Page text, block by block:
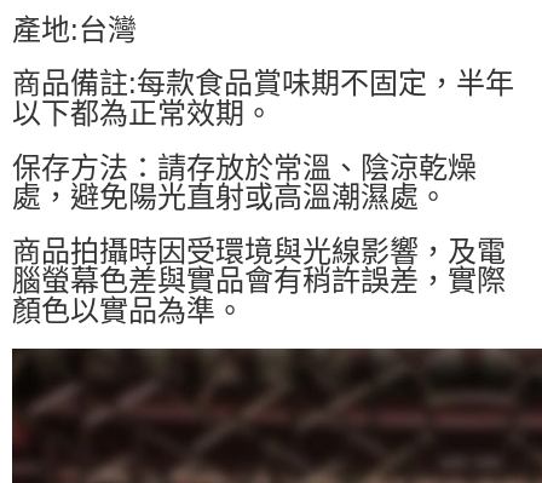
產地:台灣
商品備註:每款食品賞味期不固定，半年
以下都為正常效期。
保存方法：請存放於常溫、陰涼乾燥
處，避免陽光直射或高溫潮濕處。
商品拍攝時因受環境與光線影響，及電
腦螢幕色差與實品會有稍許誤差，實際
顏色以實品為準。